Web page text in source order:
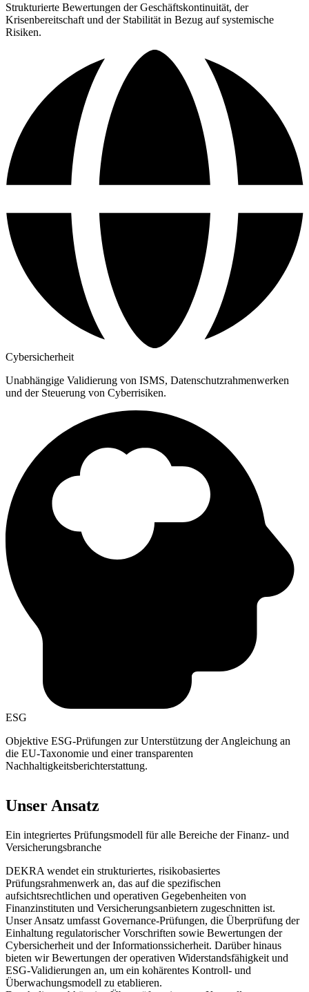
Strukturierte Bewertungen der Geschäftskontinuität, der
Krisenbereitschaft und der Stabilität in Bezug auf systemische
Risiken.
Cybersicherheit
Unabhängige Validierung von ISMS, Datenschutzrahmenwerken
und der Steuerung von Cyberrisiken.
ESG
Objektive ESG-Prüfungen zur Unterstützung der Angleichung an
die EU-Taxonomie und einer transparenten
Nachhaltigkeitsberichterstattung.
Unser Ansatz
Ein integriertes Prüfungsmodell für alle Bereiche der Finanz- und
Versicherungsbranche
DEKRA wendet ein strukturiertes, risikobasiertes
Prüfungsrahmenwerk an, das auf die spezifischen
aufsichtsrechtlichen und operativen Gegebenheiten von
Finanzinstituten und Versicherungsanbietern zugeschnitten ist.
Unser Ansatz umfasst Governance-Prüfungen, die Überprüfung der
Einhaltung regulatorischer Vorschriften sowie Bewertungen der
Cybersicherheit und der Informationssicherheit. Darüber hinaus
bieten wir Bewertungen der operativen Widerstandsfähigkeit und
ESG-Validierungen an, um ein kohärentes Kontroll- und
Überwachungsmodell zu etablieren.